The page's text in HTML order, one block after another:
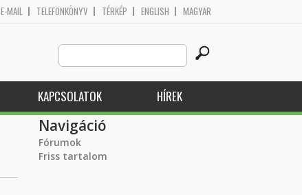
E-MAIL TELEFONKÖNYV TÉRKÉP ENGLISH MAGYAR
Search
this
site
KAPCSOLATOK HÍREK
Navigáció
Fórumok
Friss tartalom